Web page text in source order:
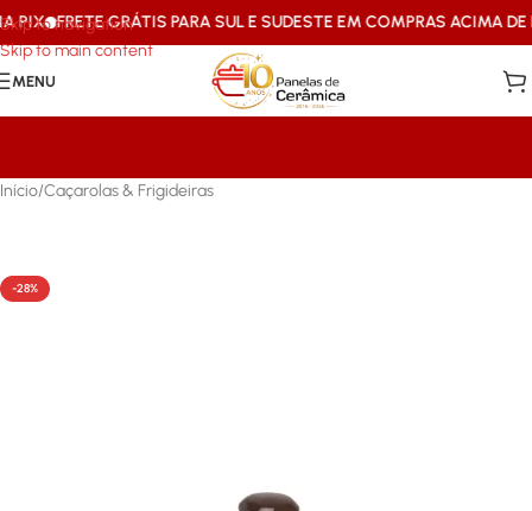
Skip to navigation
Skip to main content
FRETE GRÁTIS PARA SUL E SUDESTE EM COMPRAS ACIMA DE
MENU
Início/Caçarolas & Frigideiras
-28%